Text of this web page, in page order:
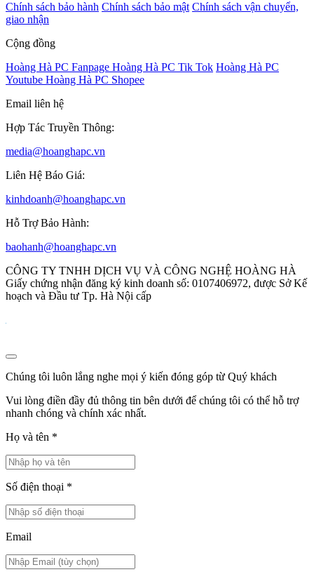
Chính sách bảo hành Chính sách bảo mật Chính sách vận chuyển,
giao nhận
Cộng đồng
Hoàng Hà PC Fanpage Hoàng Hà PC Tik Tok Hoàng Hà PC
Youtube Hoàng Hà PC Shopee
Email liên hệ
Hợp Tác Truyền Thông:
media@hoanghapc.vn
Liên Hệ Báo Giá:
kinhdoanh@hoanghapc.vn
Hỗ Trợ Bảo Hành:
baohanh@hoanghapc.vn
CÔNG TY TNHH DỊCH VỤ VÀ CÔNG NGHỆ HOÀNG HÀ
Giấy chứng nhận đăng ký kinh doanh số: 0107406972, được Sở Kế
hoạch và Đầu tư Tp. Hà Nội cấp
Chúng tôi luôn lắng nghe mọi ý kiến đóng góp từ Quý khách
Vui lòng điền đầy đủ thông tin bên dưới để chúng tôi có thể hỗ trợ
nhanh chóng và chính xác nhất.
Họ và tên *
Số điện thoại *
Email